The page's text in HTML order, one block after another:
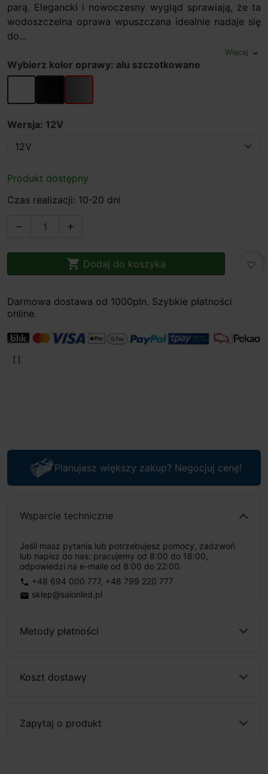
parą. Elegancki i nowoczesny wygląd sprawiają, że ta
wodoszczelna oprawa wpuszczana idealnie nadaje się
do...
Więcej expand_more
Wybierz kolor oprawy: alu szczotkowane
biały czarnyalu szczotkowane
Wersja: 12V
Produkt dostępny
Czas realizacji: 10-20 dni
 
 Dodaj do koszyka favorite_border
Darmowa dostawa od 1000pln. Szybkie płatności
online.
Planujesz większy zakup? Negocjuj cenę!
Wsparcie techniczne
Jeśli masz pytania lub potrzebujesz pomocy, zadzwoń
lub napisz do nas: pracujemy od 8:00 do 18:00,
odpowiedzi na e-maile od 8:00 do 22:00.
phone +48 694 000 777, +48 799 220 777
email sklep@salonled.pl
Metody płatności
Koszt dostawy
Zapytaj o produkt